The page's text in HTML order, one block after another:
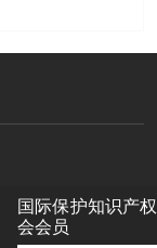
国际保护知识产
会会员